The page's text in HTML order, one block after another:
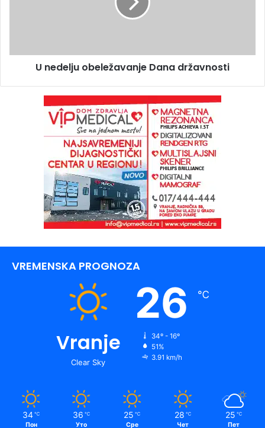
U nedelju obeležavanje Dana državnosti
VREMENSKA PROGNOZA
Vranje
Clear Sky
26 ℃
34º - 16º
51%
3.91 km/h
34 ℃
Пон
36 ℃
Уто
25 ℃
Сре
28 ℃
Чет
25 ℃
Пет